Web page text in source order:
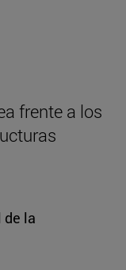
frente a los
de la